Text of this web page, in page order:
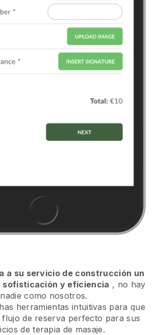
a su servicio de construcción un
sofisticación y eficiencia , no hay
nadie como nosotros.
herramientas intuitivas para que
flujo de reserva perfecto para sus
de terapia de masaje.